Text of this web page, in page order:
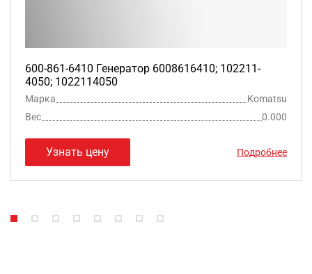
600-861-6410 Генератор 6008616410; 102211-
4050; 1022114050
Марка
Komatsu
Вес
0.000
Узнать цену Подробнее